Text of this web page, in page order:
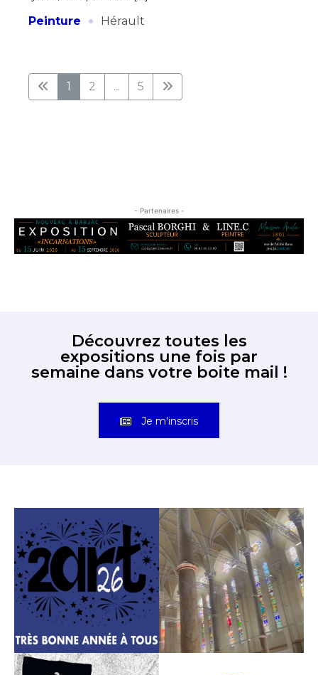
Peinture
· Hérault
1 2 ... 5
- Partenaires -
Découvrez toutes les
expositions une fois par
semaine dans votre boite mail !
Je m'inscris